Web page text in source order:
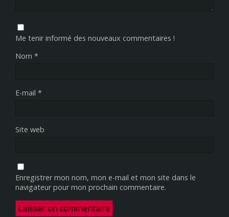
Me tenir informé des nouveaux commentaires !
Nom *
E-mail *
Site web
Enregistrer mon nom, mon e-mail et mon site dans le
navigateur pour mon prochain commentaire.